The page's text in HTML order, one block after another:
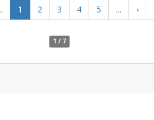
1 2 3 4 5 ... ›
1 / 7